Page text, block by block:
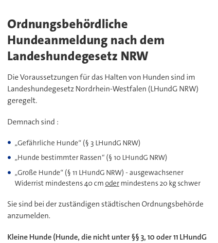
Ordnungsbehördliche
Hundeanmeldung nach dem
Landeshundegesetz NRW
Die Voraussetzungen für das Halten von Hunden sind im
Landeshundegesetz Nordrhein-Westfalen (LHundG NRW)
geregelt.
Demnach sind :
„Gefährliche Hunde“ (§ 3 LHundG NRW)
„Hunde bestimmter Rassen“ (§ 10 LHundG NRW)
„Große Hunde“ (§ 11 LHundG NRW) - ausgewachsener
Widerrist mindestens 40 cm oder mindestens 20 kg schwer
Sie sind bei der zuständigen städtischen Ordnungsbehörde
anzumelden.
Kleine Hunde (Hunde, die nicht unter §§ 3, 10 oder 11 LHundG